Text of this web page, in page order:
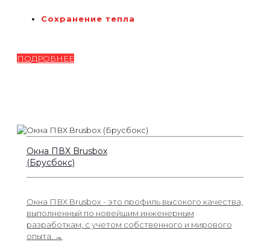
Сохранение тепла
ПОДРОБНЕЕ
Окна ПВХ Brusbox
(Брусбокс)
Окна ПВХ Brusbox - это профиль высокого качества,
выполненный по новейшим инженерным
разработкам, с учетом собственного и мирового
опыта. →